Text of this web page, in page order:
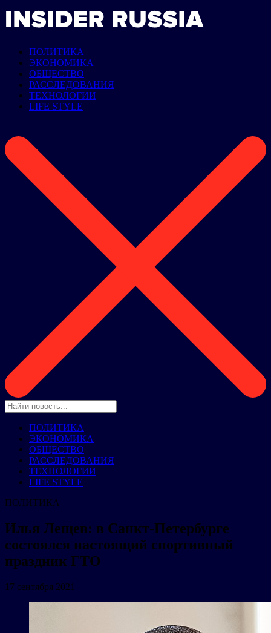
ПОЛИТИКА
ЭКОНОМИКА
ОБЩЕСТВО
РАССЛЕДОВАНИЯ
ТЕХНОЛОГИИ
LIFE STYLE
ПОЛИТИКА
ЭКОНОМИКА
ОБЩЕСТВО
РАССЛЕДОВАНИЯ
ТЕХНОЛОГИИ
LIFE STYLE
ПОЛИТИКА
Илья Лещев: в Санкт-Петербурге
состоялся настоящий спортивный
праздник ГТО
17 сентября 2021